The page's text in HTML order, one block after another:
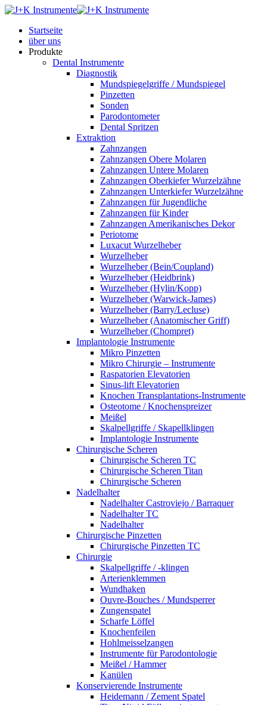
Startseite
über uns
Produkte
Dental Instrumente
Diagnostik
Mundspiegelgriffe / Mundspiegel
Pinzetten
Sonden
Parodontometer
Dental Spritzen
Extraktion
Zahnzangen
Zahnzangen Obere Molaren
Zahnzangen Untere Molaren
Zahnzangen Oberkiefer Wurzelzähne
Zahnzangen Unterkiefer Wurzelzähne
Zahnzangen für Jugendliche
Zahnzangen für Kinder
Zahnzangen Amerikanisches Dekor
Periotome
Luxacut Wurzelheber
Wurzelheber
Wurzelheber (Bein/Coupland)
Wurzelheber (Heidbrink)
Wurzelheber (Hylin/Kopp)
Wurzelheber (Warwick-James)
Wurzelheber (Barry/Lecluse)
Wurzelheber (Anatomischer Griff)
Wurzelheber (Chompret)
Implantologie Instrumente
Mikro Pinzetten
Mikro Chirurgie – Instrumente
Raspatorien Elevatorien
Sinus-lift Elevatorien
Knochen Transplantations-Instrumente
Osteotome / Knochenspreizer
Meißel
Skalpellgriffe / Skapellklingen
Implantologie Instrumente
Chirurgische Scheren
Chirurgische Scheren TC
Chirurgische Scheren Titan
Chirurgische Scheren
Nadelhalter
Nadelhalter Castroviejo / Barraquer
Nadelhalter TC
Nadelhalter
Chirurgische Pinzetten
Chirurgische Pinzetten TC
Chirurgie
Skalpellgriffe / -klingen
Arterienklemmen
Wundhaken
Ouvre-Bouches / Mundsperrer
Zungenspatel
Scharfe Löffel
Knochenfeilen
Hohlmeisselzangen
Instrumente für Parodontologie
Meißel / Hammer
Kanülen
Konservierende Instrumente
Heidemann / Zement Spatel